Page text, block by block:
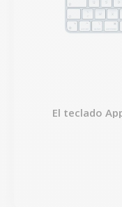
El teclado